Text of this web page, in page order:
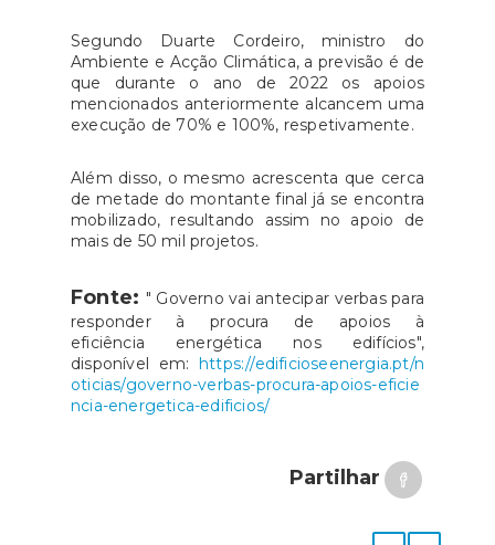
Segundo Duarte Cordeiro, ministro do
Ambiente e Acção Climática, a previsão é de
que durante o ano de 2022 os apoios
mencionados anteriormente alcancem uma
execução de 70% e 100%, respetivamente.
Além disso, o mesmo acrescenta que cerca
de metade do montante final já se encontra
mobilizado, resultando assim no apoio de
mais de 50 mil projetos.
Fonte: " Governo vai antecipar verbas para
responder à procura de apoios à
eficiência energética nos edifícios",
disponível em:
https://edificioseenergia.pt/n
oticias/governo-verbas-procura-apoios-eficie
ncia-energetica-edificios/
Partilhar